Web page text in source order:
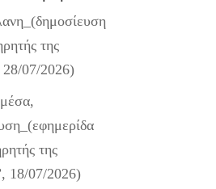
της
07/2026)
μέσα,
της
18/07/2026)